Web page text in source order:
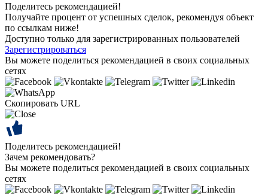
Поделитесь рекомендацией!
Получайте процент от успешных сделок, рекомендуя объект
по ссылкам ниже!
Доступно только для зарегистрированных пользователей
Зарегистрироваться
Вы можете поделиться рекомендацией в своих социальных
сетях
Скопировать URL
Поделитесь рекомендацией!
Зачем рекомендовать?
Вы можете поделиться рекомендацией в своих социальных
сетях